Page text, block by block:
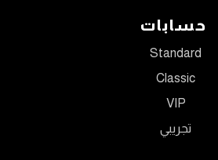
حسابات
Standard
Classic
VIP
تجريبي